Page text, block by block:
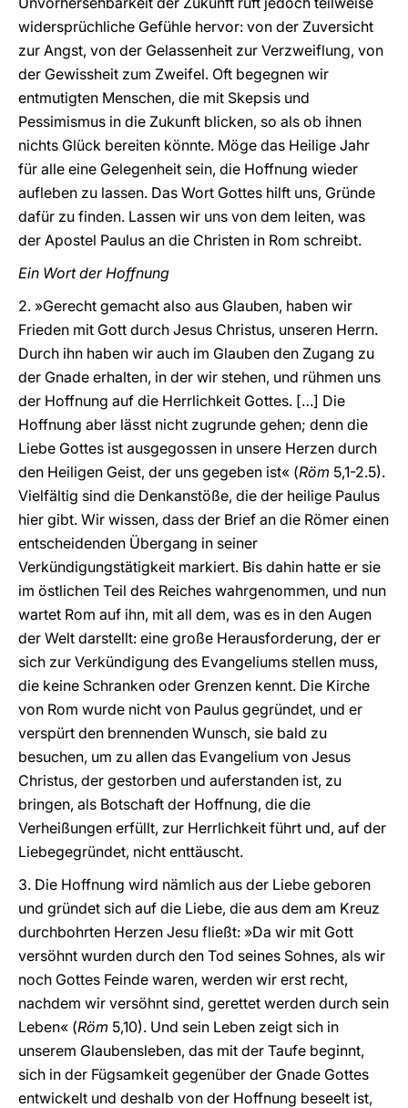
widersprüchliche Gefühle hervor: von der Zuversicht
zur Angst, von der Gelassenheit zur Verzweiflung, von
der Gewissheit zum Zweifel. Oft begegnen wir
entmutigten Menschen, die mit Skepsis und
Pessimismus in die Zukunft blicken, so als ob ihnen
nichts Glück bereiten könnte. Möge das Heilige Jahr
für alle eine Gelegenheit sein, die Hoffnung wieder
aufleben zu lassen. Das Wort Gottes hilft uns, Gründe
dafür zu finden. Lassen wir uns von dem leiten, was
der Apostel Paulus an die Christen in Rom schreibt.
Ein Wort der Hoffnung
2. »Gerecht gemacht also aus Glauben, haben wir
Frieden mit Gott durch Jesus Christus, unseren Herrn.
Durch ihn haben wir auch im Glauben den Zugang zu
der Gnade erhalten, in der wir stehen, und rühmen uns
der Hoffnung auf die Herrlichkeit Gottes. […] Die
Hoffnung aber lässt nicht zugrunde gehen; denn die
Liebe Gottes ist ausgegossen in unsere Herzen durch
den Heiligen Geist, der uns gegeben ist« (Röm 5,1-2.5).
Vielfältig sind die Denkanstöße, die der heilige Paulus
hier gibt. Wir wissen, dass der Brief an die Römer einen
entscheidenden Übergang in seiner
Verkündigungstätigkeit markiert. Bis dahin hatte er sie
im östlichen Teil des Reiches wahrgenommen, und nun
wartet Rom auf ihn, mit all dem, was es in den Augen
der Welt darstellt: eine große Herausforderung, der er
sich zur Verkündigung des Evangeliums stellen muss,
die keine Schranken oder Grenzen kennt. Die Kirche
von Rom wurde nicht von Paulus gegründet, und er
verspürt den brennenden Wunsch, sie bald zu
besuchen, um zu allen das Evangelium von Jesus
Christus, der gestorben und auferstanden ist, zu
bringen, als Botschaft der Hoffnung, die die
Verheißungen erfüllt, zur Herrlichkeit führt und, auf der
Liebegegründet, nicht enttäuscht.
3. Die Hoffnung wird nämlich aus der Liebe geboren
und gründet sich auf die Liebe, die aus dem am Kreuz
durchbohrten Herzen Jesu fließt: »Da wir mit Gott
versöhnt wurden durch den Tod seines Sohnes, als wir
noch Gottes Feinde waren, werden wir erst recht,
nachdem wir versöhnt sind, gerettet werden durch sein
Leben« (Röm 5,10). Und sein Leben zeigt sich in
unserem Glaubensleben, das mit der Taufe beginnt,
sich in der Fügsamkeit gegenüber der Gnade Gottes
entwickelt und deshalb von der Hoffnung beseelt ist,